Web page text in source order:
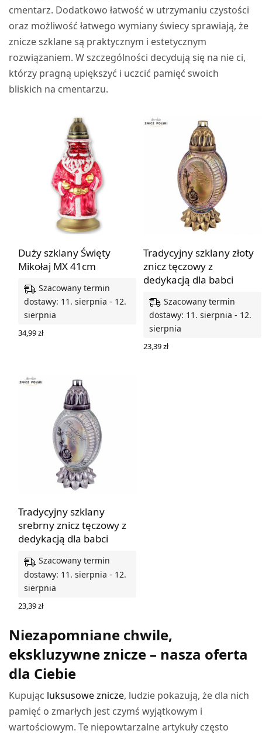
cmentarz. Dodatkowo łatwość w utrzymaniu czystości
oraz możliwość łatwego wymiany świecy sprawiają, że
znicze szklane są praktycznym i estetycznym
rozwiązaniem. W szczególności decydują się na nie ci,
którzy pragną upiększyć i uczcić pamięć swoich
bliskich na cmentarzu.
Duży szklany Święty
Mikołaj MX 41cm
Szacowany termin
dostawy: 11. sierpnia - 12.
sierpnia
34,99zł
Tradycyjny szklany złoty
znicz tęczowy z
dedykacją dla babci
Szacowany termin
dostawy: 11. sierpnia - 12.
sierpnia
23,39zł
Tradycyjny szklany
srebrny znicz tęczowy z
dedykacją dla babci
Szacowany termin
dostawy: 11. sierpnia - 12.
sierpnia
23,39zł
Niezapomniane chwile,
ekskluzywne znicze – nasza oferta
dla Ciebie
Kupując luksusowe znicze, ludzie pokazują, że dla nich
pamięć o zmarłych jest czymś wyjątkowym i
wartościowym. Te niepowtarzalne artykuły często